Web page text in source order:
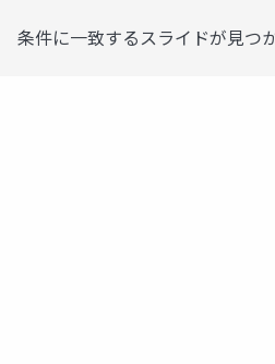
条件に一致するスライドが見つ